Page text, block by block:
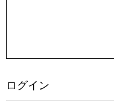
ログイン